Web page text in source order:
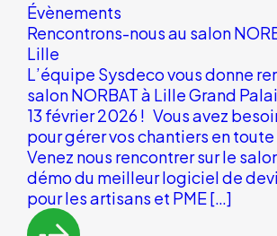
Évènements
Rencontrons-nous au salon
Lille
L’équipe Sysdeco vous donne
salon NORBAT à Lille Grand
13 février 2026 ! Vous avez
pour gérer vos chantiers en
Venez nous rencontrer sur le
démo du meilleur logiciel de
pour les artisans et PME […]